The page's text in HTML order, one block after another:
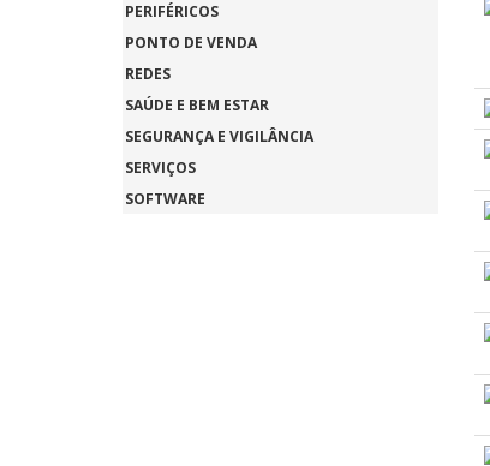
PERIFÉRICOS
PONTO DE VENDA
REDES
SAÚDE E BEM ESTAR
SEGURANÇA E VIGILÂNCIA
SERVIÇOS
SOFTWARE